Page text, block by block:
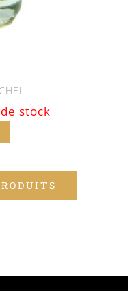
stock